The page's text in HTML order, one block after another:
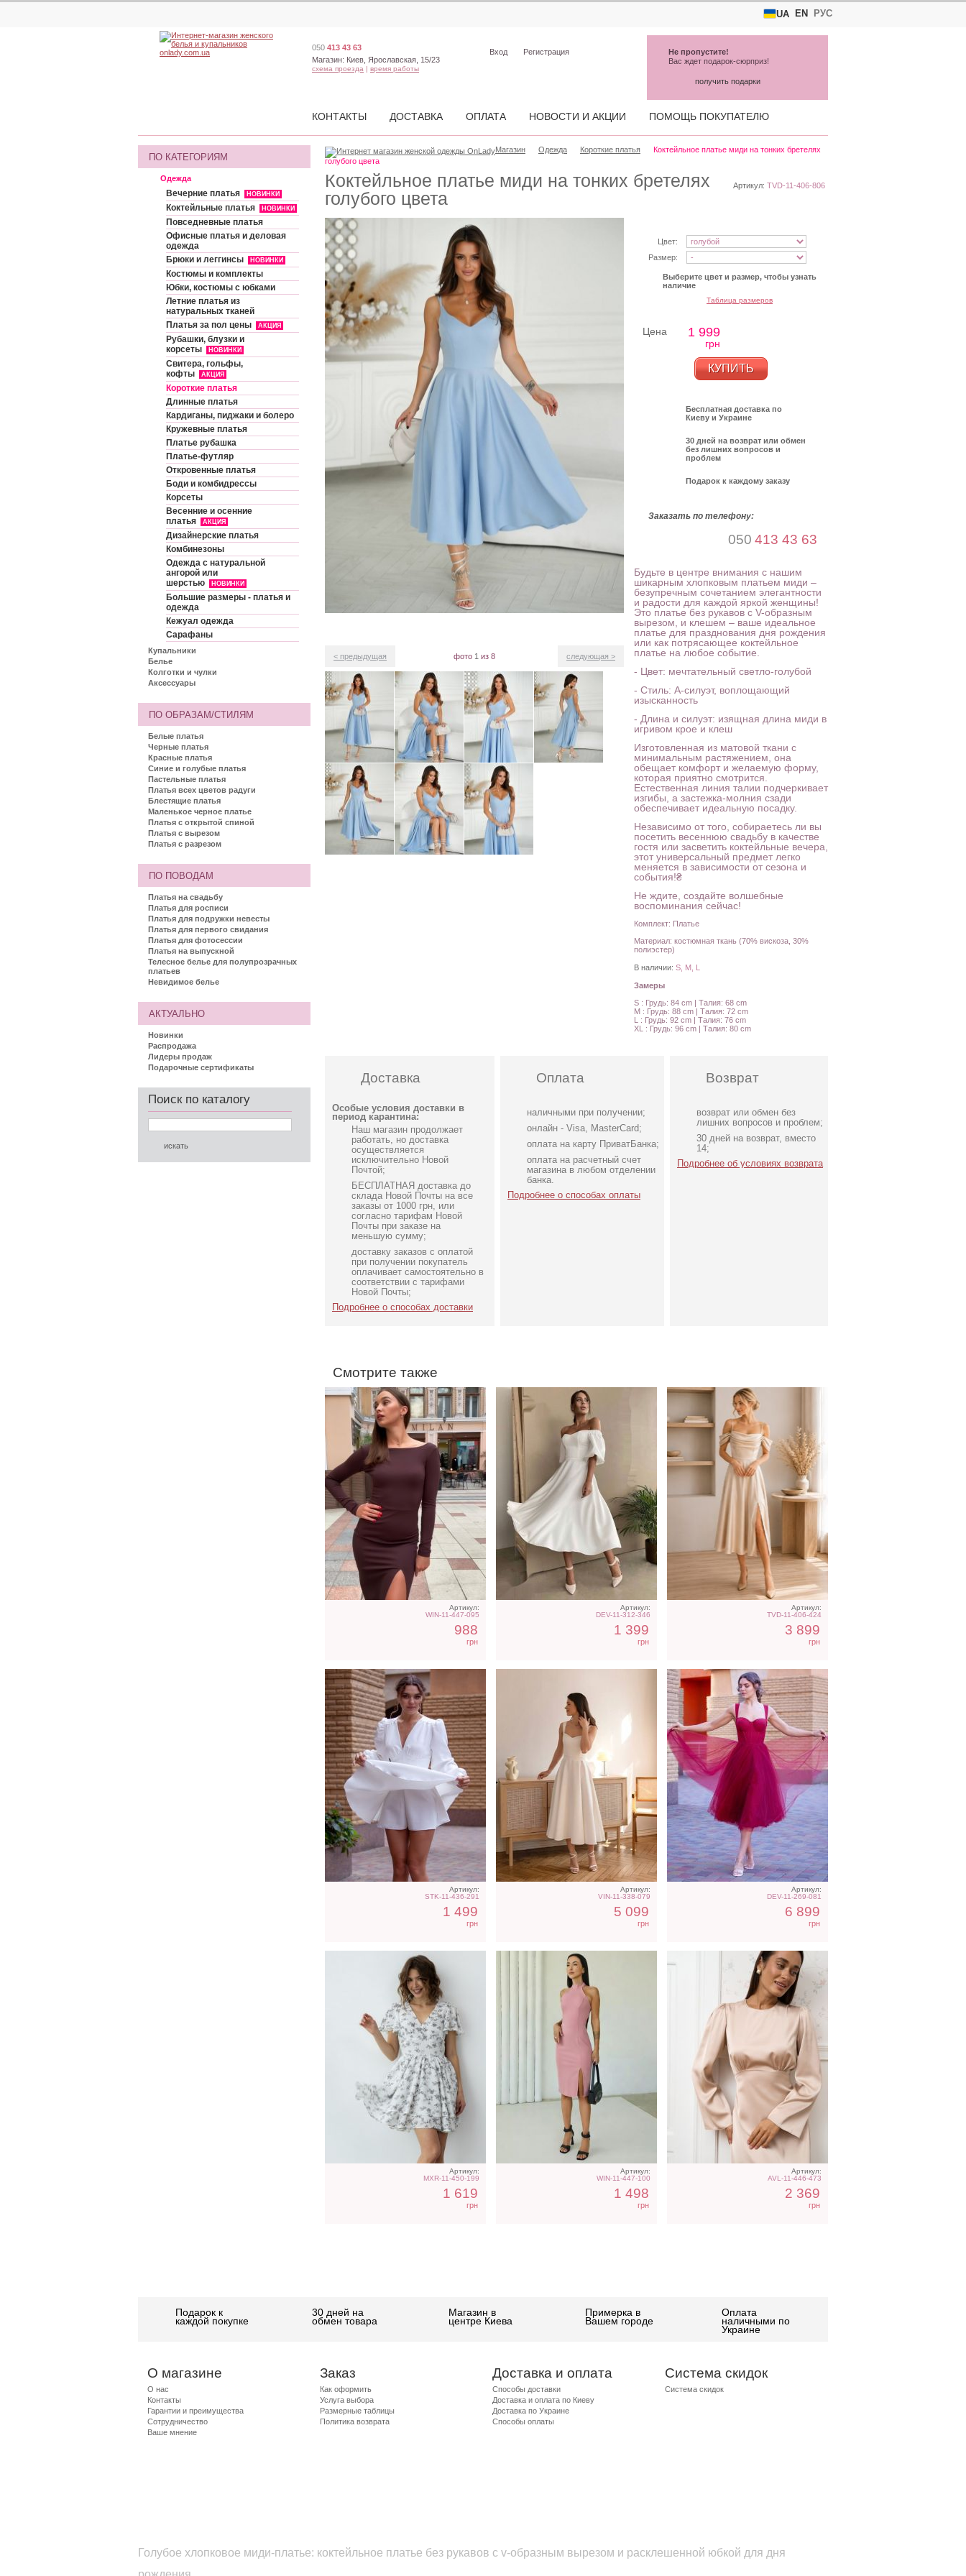
UA EN РУС
Голубое хлопковое миди-платье: коктейльное платье без рукавов с v-образным вырезом и расклешенной юбкой для дня
Коктейльное платье миди на тонких бретелях
голубого цвета
Артикул: TVD-11-406-806
Цвет:
Размер:
Выберите цвет и размер, чтобы узнать
наличие
Таблица размеров
Цена 1 999
грн
КУПИТЬ
Бесплатная доставка по
Киеву и Украине
30 дней на возврат или обмен
без лишних вопросов и
проблем
Подарок к каждому заказу
Заказать по телефону:
050 413 43 63
Будьте в центре внимания с нашим
шикарным хлопковым платьем миди –
безупречным сочетанием элегантности
и радости для каждой яркой женщины!
Это платье без рукавов с V-образным
вырезом, и клешем – ваше идеальное
платье для празднования дня рождения
или как потрясающее коктейльное
платье на любое событие.
- Цвет: мечтательный светло-голубой
- Стиль: A-силуэт, воплощающий
изысканность
- Длина и силуэт: изящная длина миди в
игривом крое и клеш
Изготовленная из матовой ткани с
минимальным растяжением, она
обещает комфорт и желаемую форму,
которая приятно смотрится.
Естественная линия талии подчеркивает
изгибы, а застежка-молния сзади
обеспечивает идеальную посадку.
Независимо от того, собираетесь ли вы
посетить весеннюю свадьбу в качестве
гостя или засветить коктейльные вечера,
этот универсальный предмет легко
меняется в зависимости от сезона и
события!₴
Не ждите, создайте волшебные
воспоминания сейчас!
Комплект: Платье
Материал: костюмная ткань (70% вискоза, 30%
полиэстер)
В наличии: S, M, L
Замеры
S : Грудь: 84 cm | Талия: 68 cm
M : Грудь: 88 cm | Талия: 72 cm
L : Грудь: 92 cm | Талия: 76 cm
XL : Грудь: 96 cm | Талия: 80 cm
< предыдущая фото 1 из 8 следующая >
Доставка
Особые условия доставки в
период карантина:
Наш магазин продолжает
работать, но доставка
осуществляется
исключительно Новой
Почтой;
БЕСПЛАТНАЯ доставка до
склада Новой Почты на все
заказы от 1000 грн, или
согласно тарифам Новой
Почты при заказе на
меньшую сумму;
доставку заказов с оплатой
при получении покупатель
оплачивает самостоятельно в
соответствии с тарифами
Новой Почты;
Подробнее о способах доставки
Оплата
наличными при получении;
онлайн - Visa, MasterCard;
оплата на карту ПриватБанка;
оплата на расчетный счет
магазина в любом отделении
банка.
Подробнее о способах оплаты
Возврат
возврат или обмен без
лишних вопросов и проблем;
30 дней на возврат, вместо
14;
Подробнее об условиях возврата
Смотрите также
Облегающе коричневое
платьес открытой спинкой
Артикул:
WIN-11-447-095
988
грн
Артикул:
DEV-11-312-346
1 399
грн
Артикул:
TVD-11-406-424
3 899
грн
Коктейльное короткое
платье-шорты белого
цвета
Артикул:
STK-11-436-291
1 499
грн
Белое коктейльное платье
миди
Артикул:
VIN-11-338-079
5 099
грн
Модное корсетное
бордовое платье миди
длины
Артикул:
DEV-11-269-081
6 899
грн
Короткое шифоновое
платье в цветочный принт
Артикул:
MXR-11-450-199
1 619
грн
Розовое платье футляр с
разрезом на ноге
Артикул:
WIN-11-447-100
1 498
грн
Елегантное бежевое
платье миди длины с
длинным рукавом
Артикул:
AVL-11-446-473
2 369
грн
Магазин Одежда Короткие платья
Коктейльное платье миди на тонких бретелях
голубого цвета
ПО КАТЕГОРИЯМ
Одежда
Вечерние платья НОВИНКИ
Коктейльные платья НОВИНКИ
Повседневные платья
Офисные платья и деловая
одежда
Брюки и леггинсы
НОВИНКИ
Костюмы и комплекты
Юбки, костюмы с юбками
Летние платья из
натуральных тканей
Платья за пол цены
АКЦИЯ
Рубашки, блузки и
корсеты
НОВИНКИ
Свитера, гольфы,
кофты
АКЦИЯ
Короткие платья
Длинные платья
Кардиганы, пиджаки и болеро
Кружевные платья
Платье рубашка
Платье-футляр
Откровенные платья
Боди и комбидрессы
Корсеты
Весенние и осенние
платья
АКЦИЯ
Дизайнерские платья
Комбинезоны
Одежда с натуральной
ангорой или
шерстью
НОВИНКИ
Большие размеры - платья и
одежда
Кежуал одежда
Сарафаны
Купальники
Белье
Колготки и чулки
Аксессуары
ПО ОБРАЗАМ/СТИЛЯМ
Белые платья
Черные платья
Красные платья
Синие и голубые платья
Пастельные платья
Платья всех цветов радуги
Блестящие платья
Маленькое черное платье
Платья с открытой спиной
Платья с вырезом
Платья с разрезом
ПО ПОВОДАМ
Платья на свадьбу
Платья для росписи
Платья для подружки невесты
Платья для первого свидания
Платья для фотосессии
Платья на выпускной
Телесное белье для полупрозрачных
платьев
Невидимое белье
АКТУАЛЬНО
Новинки
Распродажа
Лидеры продаж
Подарочные сертификаты
Поиск по каталогу
050 413 43 63
Магазин: Киев, Ярославская, 15/23
схема проезда | время работы
Вход Регистрация
КОНТАКТЫ ДОСТАВКА ОПЛАТА НОВОСТИ И АКЦИИ ПОМОЩЬ ПОКУПАТЕЛЮ
Не пропустите!
Вас ждет подарок-сюрприз!
получить подарки
Подарок к
каждой покупке
30 дней на
обмен товара
Магазин в
центре Киева
Примерка в
Вашем городе
Оплата
наличными по
Украине
О магазине
О нас
Контакты
Гарантии и преимущества
Сотрудничество
Ваше мнение
Заказ
Как оформить
Услуга выбора
Размерные таблицы
Политика возврата
Доставка и оплата
Способы доставки
Доставка и оплата по Киеву
Доставка по Украине
Способы оплаты
Система скидок
Система скидок